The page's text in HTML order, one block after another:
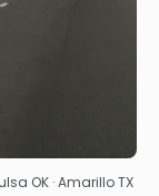
OK · Amarillo TX